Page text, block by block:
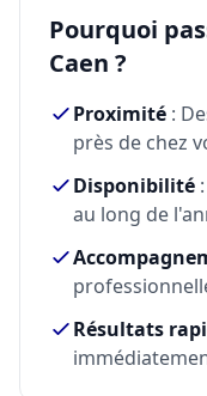
Pourquoi
Caen ?
Proximité :
près de chez
Disponibilité
au long de
Résultats